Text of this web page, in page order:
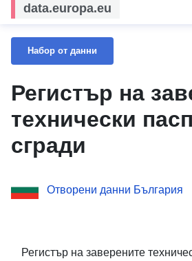
data.europa.eu
Набор от данни
Регистър на
технически
сгради
Отворени данни България
Регистър на заверените